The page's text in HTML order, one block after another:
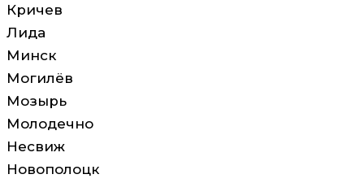
Кричев
Лида
Минск
Могилёв
Мозырь
Молодечно
Несвиж
Новополоцк